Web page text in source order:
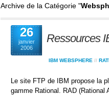
Archive de la Catégorie "
26
janvier
2006
IBM WEBSPHERE //
Ressources
Le site FTP de IBM propose la
gamme Rational. RAD (Rational